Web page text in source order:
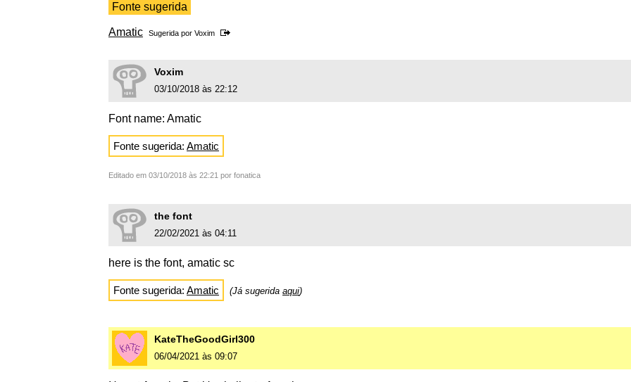
Fonte sugerida
Amatic Sugerida por Voxim
Voxim
03/10/2018 às 22:12
Font name: Amatic
Fonte sugerida: Amatic
Editado em 03/10/2018 às 22:21 por fonatica
the font
22/02/2021 às 04:11
here is the font, amatic sc
Fonte sugerida: Amatic (Já sugerida aqui)
KateTheGoodGirl300
06/04/2021 às 09:07